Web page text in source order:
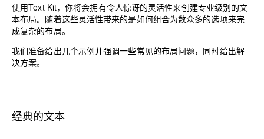
使用Text Kit，你将会拥有令人惊讶的灵活性来创建专业级别的文
本布局。随着这些灵活性带来的是如何组合为数众多的选项来完
成复杂的布局。
我们准备给出几个示例并强调一些常见的布局问题，同时给出解
决方案。
经典的文本